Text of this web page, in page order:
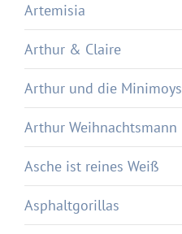
Artemisia
Arthur & Claire
Arthur und die Minimoys
Arthur Weihnachtsmann
Asche ist reines Weiß
Asphaltgorillas